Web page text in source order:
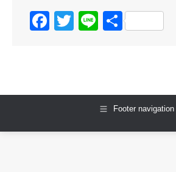
Facebook
Twitter
Line共
Footer navigation